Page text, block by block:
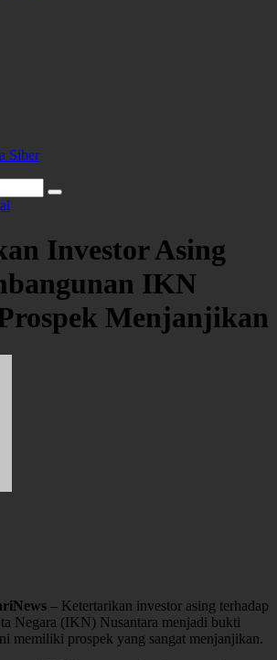
Siber
Investor Asing
IKN
Menjanjikan
– Ketertarikan investor asing terhadap
Negara (IKN) Nusantara menjadi bukti
memiliki prospek yang sangat menjanjikan.